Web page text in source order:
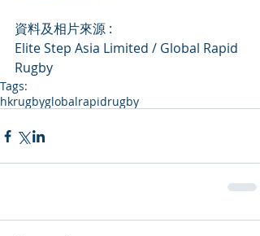
資料及相片來源 :
Elite Step Asia Limited / Global Rapid
Rugby
Tags:
hkrugbyglobalrapidrugby